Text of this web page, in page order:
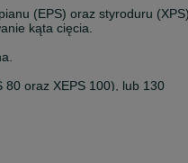
(EPS) oraz styroduru
kąta cięcia.
80 oraz XEPS 100), lub 130